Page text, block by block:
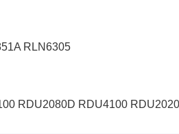
RLN6305
RDU2080D RDU4100